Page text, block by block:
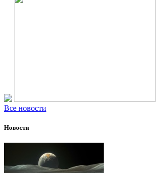
Все новости
Новости